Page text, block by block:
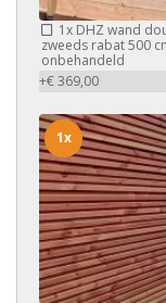
1x DHZ wand
zweeds rabat 500
onbehandeld
+€ 369,00
1x